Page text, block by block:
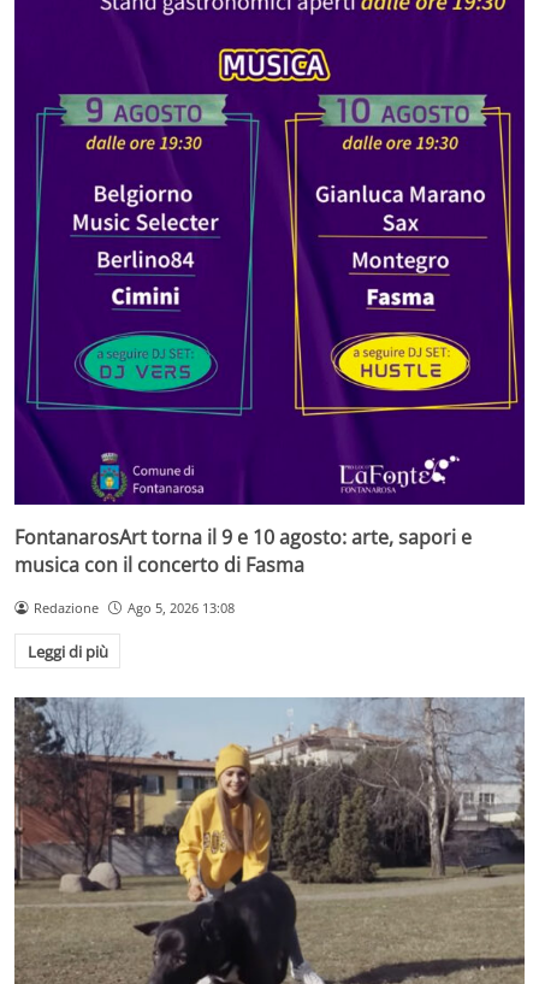
FontanarosArt torna il 9 e 10 agosto: arte, sapori e
musica con il concerto di Fasma
Redazione Ago 5, 2026 13:08
Leggi di più